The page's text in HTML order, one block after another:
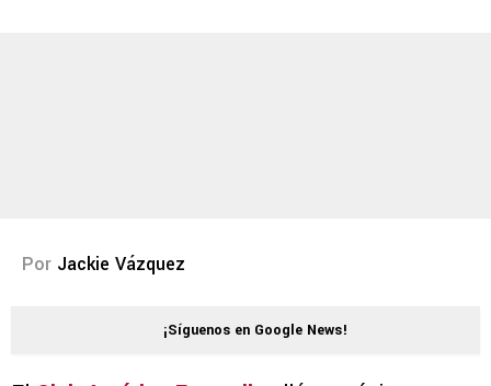
Por Jackie Vázquez
¡Síguenos en Google News!